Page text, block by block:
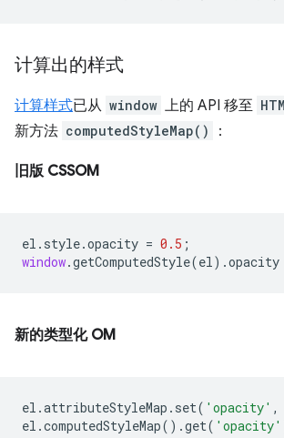
计算出的样式
计算样式已从 window 上的 API 移至
新方法 computedStyleMap() ：
旧版 CSSOM
el . style.opacity = 0.5 ;
window.getComputedStyle(el).opacity
新的类型化 OM
el .attributeStyleMap . set( 'opacity' ,
el .computedStyleMap().get( 'opacity'